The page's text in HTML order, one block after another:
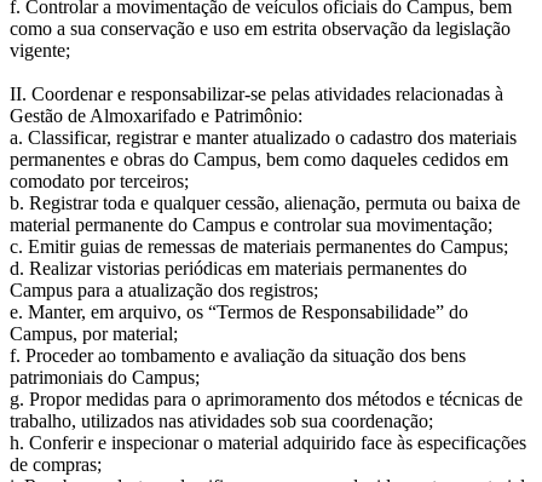
f. Controlar a movimentação de veículos oficiais do Campus, bem
como a sua conservação e uso em estrita observação da legislação
vigente;
II. Coordenar e responsabilizar-se pelas atividades relacionadas à
Gestão de Almoxarifado e Patrimônio:
a. Classificar, registrar e manter atualizado o cadastro dos materiais
permanentes e obras do Campus, bem como daqueles cedidos em
comodato por terceiros;
b. Registrar toda e qualquer cessão, alienação, permuta ou baixa de
material permanente do Campus e controlar sua movimentação;
c. Emitir guias de remessas de materiais permanentes do Campus;
d. Realizar vistorias periódicas em materiais permanentes do
Campus para a atualização dos registros;
e. Manter, em arquivo, os “Termos de Responsabilidade” do
Campus, por material;
f. Proceder ao tombamento e avaliação da situação dos bens
patrimoniais do Campus;
g. Propor medidas para o aprimoramento dos métodos e técnicas de
trabalho, utilizados nas atividades sob sua coordenação;
h. Conferir e inspecionar o material adquirido face às especificações
de compras;